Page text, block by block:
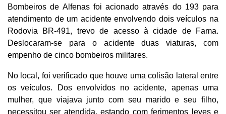
Bombeiros de Alfenas foi acionado através do 193 para
atendimento de um acidente envolvendo dois veículos na
Rodovia BR-491, trevo de acesso à cidade de Fama.
Deslocaram-se para o acidente duas viaturas, com
empenho de cinco bombeiros militares.
No local, foi verificado que houve uma colisão lateral entre
os veículos. Dos envolvidos no acidente, apenas uma
mulher, que viajava junto com seu marido e seu filho,
necessitou ser atendida, estando com ferimentos leves e